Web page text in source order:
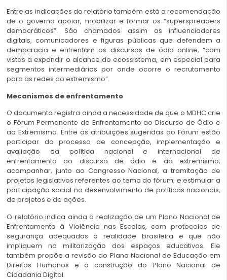
Entre as indicações do relatório também está a recomendação
de o governo apoiar, mobilizar e formar os “superspreaders
democráticos”. São chamados assim os influenciadores
digitais, comunicadores e figuras públicas que defendem a
democracia e enfrentam os discursos de ódio online, “com
vistas a expandir o alcance do ecossistema, em especial para
segmentos intermediários por onde ocorre o recrutamento
para as redes do extremismo”.
Mecanismos de enfrentamento
O documento registra ainda a necessidade de que o MDHC crie
o Fórum Permanente de Enfrentamento ao Discurso de Ódio e
ao Extremismo. Entre as atribuições sugeridas ao Fórum estão
participar do processo de concepção, implementação e
avaliação da política nacional e internacional de
enfrentamento ao discurso de ódio e ao extremismo;
acompanhar, junto ao Congresso Nacional, a tramitação de
projetos legislativos referentes ao tema do fórum; e estimular a
participação social no desenvolvimento de políticas nacionais,
de projetos e de ações.
O relatório indica ainda a realização de um Plano Nacional de
Enfrentamento à Violência nas Escolas, com protocolos de
segurança adequados à realidade brasileira e que não
impliquem na militarização dos espaços educativos. Ele
também propõe a revisão do Plano Nacional de Educação em
Direitos Humanos e a construção do Plano Nacional de
Cidadania Digital.